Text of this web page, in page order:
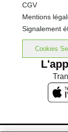
CGV
Mentions
Signalement
Cookies